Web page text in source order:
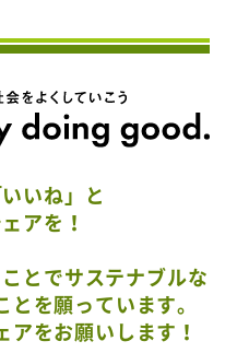
いね」と
アを！
とでサステナブルな
を願っています。
をお願いします！